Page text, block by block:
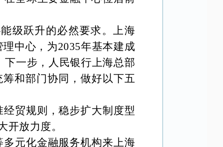
级跃升的必然要求。上海
中心，为2035年基本建成
一步，人民银行上海总部
和部门协同，做好以下五
贸规则，稳步扩大制度型
开放力度。
元化金融服务机构来上海